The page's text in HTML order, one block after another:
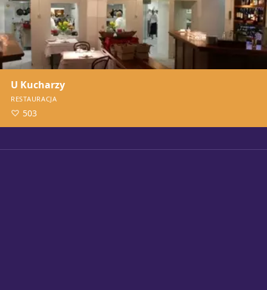
U Kucharzy
RESTAURACJA
503